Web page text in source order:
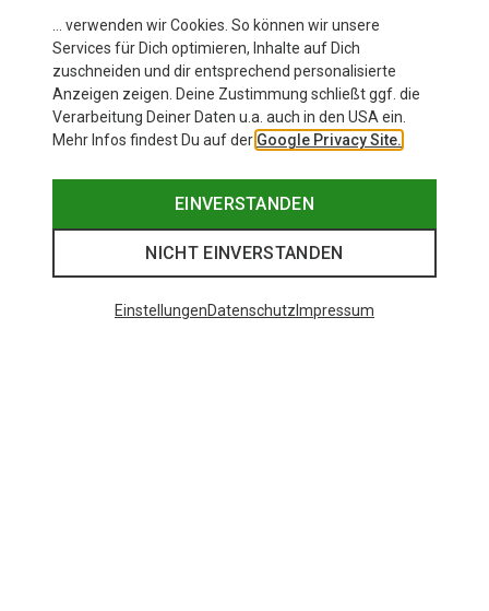
Bavarian Caps
Kinder Pumuckl Surft Cap
36,76 €
… verwenden wir Cookies. So können wir unsere
Services für Dich optimieren, Inhalte auf Dich
zuschneiden und dir entsprechend personalisierte
Anzeigen zeigen. Deine Zustimmung schließt ggf. die
Verarbeitung Deiner Daten u.a. auch in den USA ein.
Mehr Infos findest Du auf der Google Privacy Site.
EINVERSTANDEN
NICHT EINVERSTANDEN
EinstellungenDatenschutz Impressum